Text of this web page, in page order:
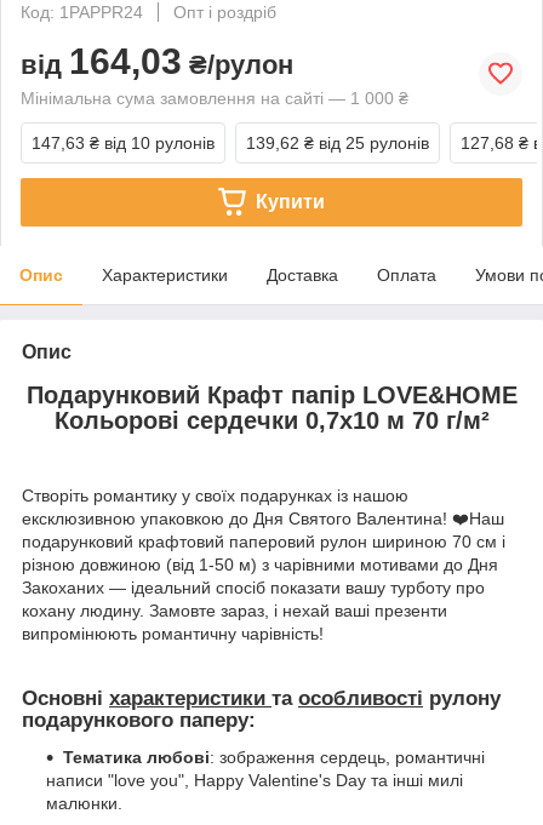
Код: 1PAPPR24
Опт і роздріб
від 164,03 ₴/рулон
Мінімальна сума замовлення на сайті — 1 000 ₴
147,63 ₴ від 10 рулонів 139,62 ₴ від 25 рулонів 127,68 ₴
Купити
Опис Характеристики Доставка Оплата Умови
Опис
Подарунковий Крафт папір LOVE&HOME
Кольорові сердечки 0,7х10 м 70 г/м²
Створіть романтику у своїх подарунках із нашою
ексклюзивною упаковкою до Дня Святого Валентина! ❤️Наш
подарунковий крафтовий паперовий рулон шириною 70 см і
різною довжиною (від 1-50 м) з чарівними мотивами до Дня
Закоханих — ідеальний спосіб показати вашу турботу про
кохану людину. Замовте зараз, і нехай ваші презенти
випромінюють романтичну чарівність!
Основні характеристики та особливості рулону
подарункового паперу:
Тематика любові: зображення сердець, романтичні
написи "love you", Happy Valentine's Day та інші милі
малюнки.